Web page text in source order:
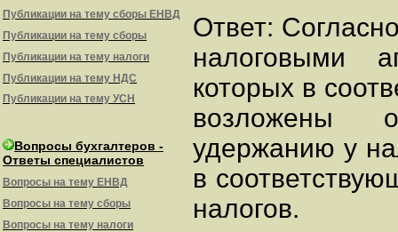
Публикации на тему сборы ЕНВД
Публикации на тему сборы
Публикации на тему налоги
Публикации на тему НДС
Публикации на тему УСН
Вопросы бухгалтеров -
Ответы специалистов
Вопросы на тему ЕНВД
Вопросы на тему сборы
Вопросы на тему налоги
Ответ:
налоговыми
которых в
возложены
удержанию у
в
налогов.